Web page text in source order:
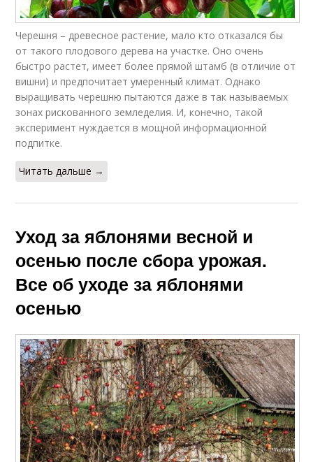
Черешня – древесное растение, мало кто отказался бы
от такого плодового дерева на участке. Оно очень
быстро растет, имеет более прямой штамб (в отличие от
вишни) и предпочитает умеренный климат. Однако
выращивать черешню пытаются даже в так называемых
зонах рискованного земледелия. И, конечно, такой
эксперимент нуждается в мощной информационной
подпитке.
Читать дальше →
Уход за яблонями весной и
осенью после сбора урожая.
Все об уходе за яблонями
осенью